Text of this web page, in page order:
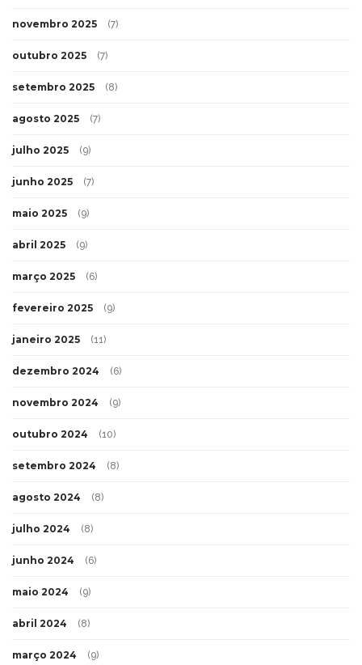
novembro 2025 (7)
outubro 2025 (7)
setembro 2025 (8)
agosto 2025 (7)
julho 2025 (9)
junho 2025 (7)
maio 2025 (9)
abril 2025 (9)
março 2025 (6)
fevereiro 2025 (9)
janeiro 2025 (11)
dezembro 2024 (6)
novembro 2024 (9)
outubro 2024 (10)
setembro 2024 (8)
agosto 2024 (8)
julho 2024 (8)
junho 2024 (6)
maio 2024 (9)
abril 2024 (8)
março 2024 (9)